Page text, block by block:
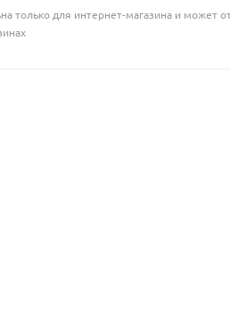
только для интернет-магазина и может